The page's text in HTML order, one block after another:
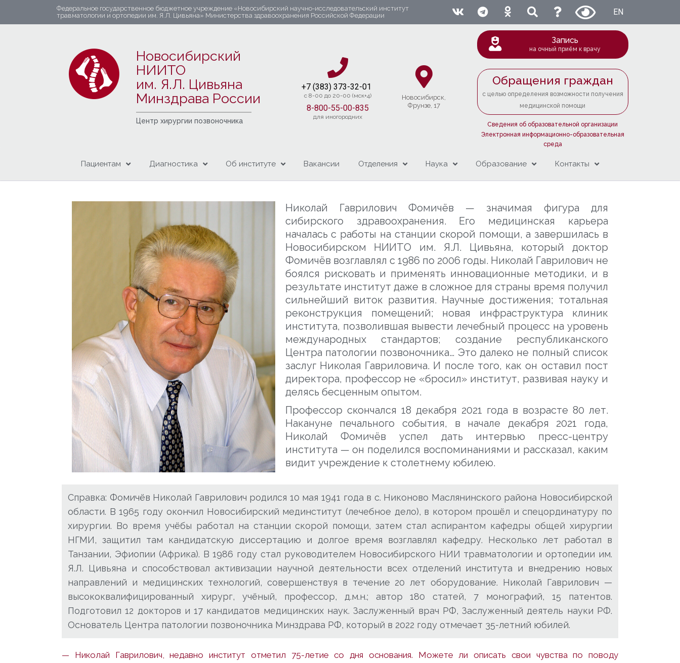
Федеральное государственное бюджетное учреждение «Новосибирский научно-исследовательский институт
травматологии и ортопедии им. Я.Л. Цивьяна» Министерства здравоохранения Российской Федерации
EN
Новосибирский
НИИТО
им. Я.Л. Цивьяна
Минздрава России
Центр хирургии позвоночника
+7 (383) 373-32-01​
c 8-00 до 20-00 (мск+4)
8-800-55-00-835
для иногородних
Новосибирcк,
Фрунзе, 17
Запись
на очный приём к врачу
Обращения граждан
с целью определения возможности получения
медицинской помощи
Сведения об образовательной организации
Электронная информационно-образовательная
среда
Пациентам Диагностика Об институте Вакансии Отделения Наука Образование Контакты
Николай Гаврилович Фомичёв — значимая фигура для
сибирского здравоохранения. Его медицинская карьера
началась с работы на станции скорой помощи, а завершилась в
Новосибирском НИИТО им. Я.Л. Цивьяна, который доктор
Фомичёв возглавлял с 1986 по 2006 годы. Николай Гаврилович не
боялся рисковать и применять инновационные методики, и в
результате институт даже в сложное для страны время получил
сильнейший виток развития. Научные достижения; тотальная
реконструкция помещений; новая инфраструктура клиник
института, позволившая вывести лечебный процесс на уровень
международных стандартов; создание республиканского
Центра патологии позвоночника… Это далеко не полный список
заслуг Николая Гавриловича. И после того, как он оставил пост
директора, профессор не «бросил» институт, развивая науку и
делясь бесценным опытом.
Профессор скончался 18 декабря 2021 года в возрасте 80 лет.
Накануне печального события, в начале декабря 2021 года,
Николай Фомичёв успел дать интервью пресс-центру
института — он поделился воспоминаниями и рассказал, каким
видит учреждение к столетнему юбилею.
Справка: Фомичёв Николай Гаврилович родился 10 мая 1941 года в с. Никоново Маслянинского района Новосибирской
области. В 1965 году окончил Новосибирский мединститут (лечебное дело), в котором прошёл и спецординатуру по
хирургии. Во время учёбы работал на станции скорой помощи, затем стал аспирантом кафедры общей хирургии
НГМИ, защитил там кандидатскую диссертацию и долгое время возглавлял кафедру. Несколько лет работал в
Танзании, Эфиопии (Африка). В 1986 году стал руководителем Новосибирского НИИ травматологии и ортопедии им.
Я.Л. Цивьяна и способствовал активизации научной деятельности всех отделений института и внедрению новых
направлений и медицинских технологий, совершенствуя в течение 20 лет оборудование. Николай Гаврилович —
высококвалифицированный хирург, учёный, профессор, д.м.н.; автор 180 статей, 7 монографий, 15 патентов.
Подготовил 12 докторов и 17 кандидатов медицинских наук. Заслуженный врач РФ, Заслуженный деятель науки РФ.
Основатель Центра патологии позвоночника Минздрава РФ, который в 2022 году отмечает 35-летний юбилей.
— Николай Гаврилович, недавно институт отметил 75-летие со дня основания. Можете ли описать свои чувства по поводу